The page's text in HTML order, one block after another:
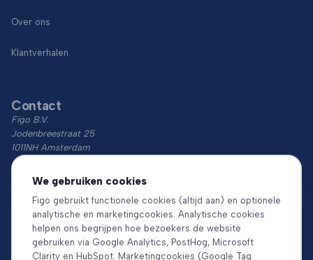
We gebruiken cookies
Figo gebruikt functionele cookies (altijd aan) en optionele
analytische en marketingcookies. Analytische cookies
helpen ons begrijpen hoe bezoekers de website
gebruiken via Google Analytics, PostHog, Microsoft
Clarity en HubSpot. Marketingcookies (Google Tag
Over ons
Klantverhalen
Contact
Figo B.V.
Jodenbreestraat 25
1011NH Amsterdam
KvK: 74766759
Download de app